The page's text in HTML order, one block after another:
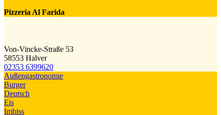
Pizzeria Al Farida
Von-Vincke-Straße 53
58553 Halver
02353 6399620
Außengastronomie
Burger
Deutsch
Eis
Imbiss